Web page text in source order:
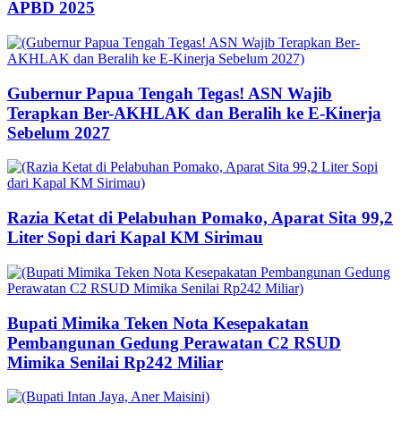
APBD 2025
Gubernur Papua Tengah Tegas! ASN Wajib
Terapkan Ber-AKHLAK dan Beralih ke E-Kinerja
Sebelum 2027
Razia Ketat di Pelabuhan Pomako, Aparat Sita 99,2
Liter Sopi dari Kapal KM Sirimau
Bupati Mimika Teken Nota Kesepakatan
Pembangunan Gedung Perawatan C2 RSUD
Mimika Senilai Rp242 Miliar